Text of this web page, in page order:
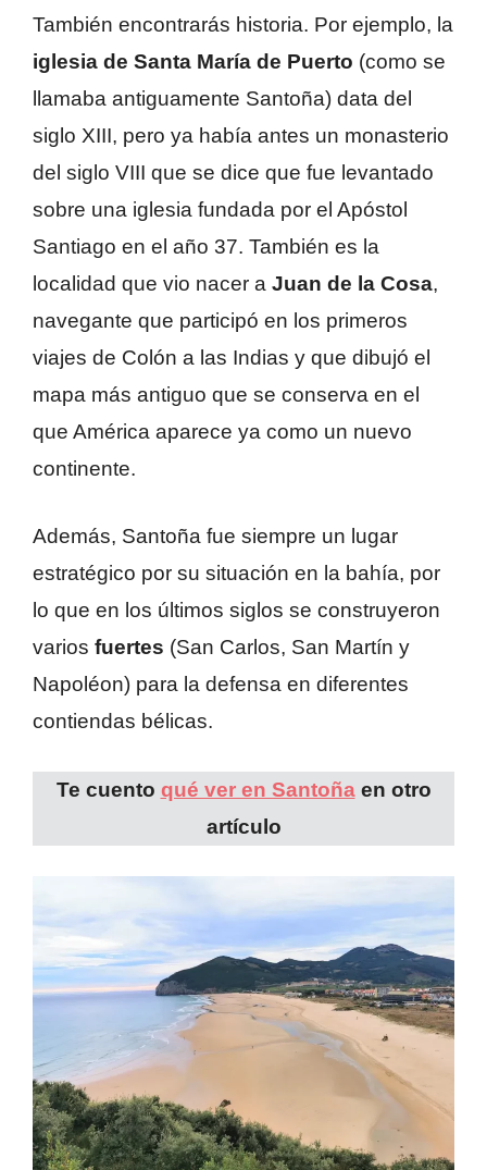
También encontrarás historia. Por ejemplo, la
iglesia de Santa María de Puerto (como se
llamaba antiguamente Santoña) data del
siglo XIII, pero ya había antes un monasterio
del siglo VIII que se dice que fue levantado
sobre una iglesia fundada por el Apóstol
Santiago en el año 37. También es la
localidad que vio nacer a Juan de la Cosa,
navegante que participó en los primeros
viajes de Colón a las Indias y que dibujó el
mapa más antiguo que se conserva en el
que América aparece ya como un nuevo
continente.
Además, Santoña fue siempre un lugar
estratégico por su situación en la bahía, por
lo que en los últimos siglos se construyeron
varios fuertes (San Carlos, San Martín y
Napoléon) para la defensa en diferentes
contiendas bélicas.
Te cuento qué ver en Santoñaen otro
artículo